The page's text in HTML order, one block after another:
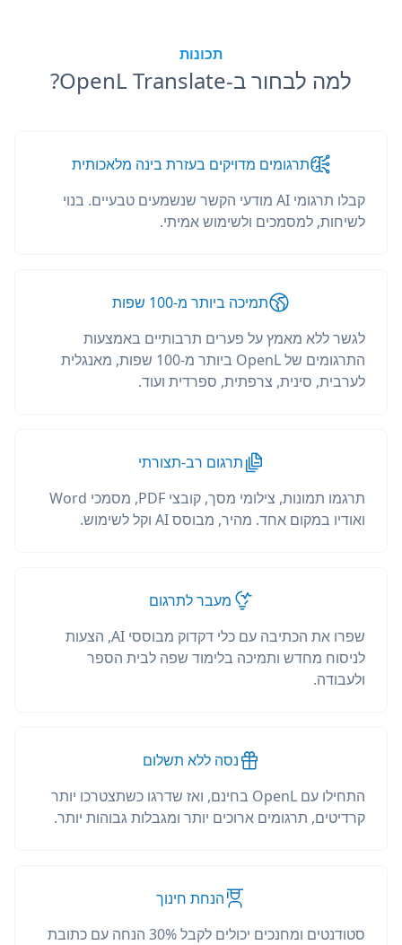
תכונות
למה לבחור ב-OpenL Translate?
תרגומים מדויקים בעזרת בינה מלאכותית
קבלו תרגומי AI מודעי הקשר שנשמעים טבעיים. בנוי
לשיחות, למסמכים ולשימוש אמיתי.
תמיכה ביותר מ-100 שפות
לגשר ללא מאמץ על פערים תרבותיים באמצעות
התרגומים של OpenL ביותר מ-100 שפות, מאנגלית
לערבית, סינית, צרפתית, ספרדית ועוד.
תרגום רב-תצורתי
תרגמו תמונות, צילומי מסך, קובצי PDF, מסמכי Word
ואודיו במקום אחד. מהיר, מבוסס AI וקל לשימוש.
מעבר לתרגום
שפרו את הכתיבה עם כלי דקדוק מבוססי AI, הצעות
לניסוח מחדש ותמיכה בלימוד שפה לבית הספר
ולעבודה.
נסה ללא תשלום
התחילו עם OpenL בחינם, ואז שדרגו כשתצטרכו יותר
קרדיטים, תרגומים ארוכים יותר ומגבלות גבוהות יותר.
הנחת חינוך
סטודנטים ומחנכים יכולים לקבל 30% הנחה עם כתובת